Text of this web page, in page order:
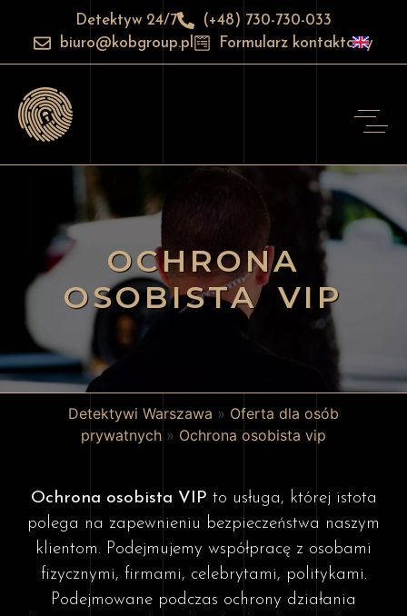
Detektyw 24/7
(+48) 730-730-033
biuro@kobgroup.pl
Formularz kontaktowy
OCHRONA
OSOBISTA VIP
Detektywi Warszawa » Oferta dla osób
prywatnych » Ochrona osobista vip
Ochrona osobista VIP to usługa, której istota
polega na zapewnieniu bezpieczeństwa naszym
klientom. Podejmujemy współpracę z osobami
fizycznymi, firmami, celebrytami, politykami.
Podejmowane podczas ochrony działania